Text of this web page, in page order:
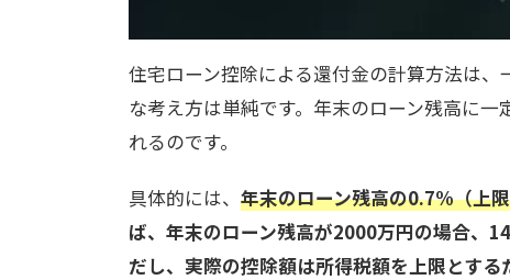
住宅ローン控除による還付金の計算方法は
な考え方は単純です。年末のローン残高に
れるのです。
具体的には、 年末のローン残高の0.7%（上
ば、年末のローン残高が2000万円の場合、
だし、実際の控除額は所得税額を上限とす